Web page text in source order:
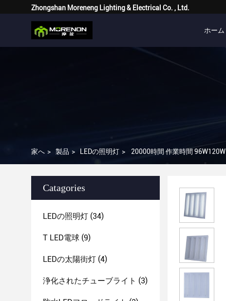
Zhongshan Moreneng Lighting & Electrical Co. , Ltd.
ホーム
家へ > 製品 > LEDの照明灯 > 20000時間 作業時間
Catagories
LEDの照明灯 (34)
T LED電球 (9)
LEDの太陽街灯 (4)
浄化されたチューブライト (3)